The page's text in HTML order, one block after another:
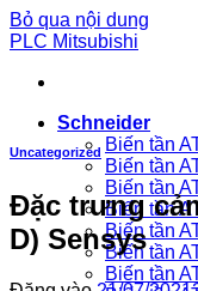
Bỏ qua nội dung
PLC Mitsubishi
Schneider
Biến tần
Biến tần
Biến tần
Biến tần
Biến tần
Biến tần
Biến tần
Uncategorized
Đặc trưng
D) Sensys